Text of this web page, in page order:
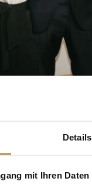
Details
mit Ihren Daten